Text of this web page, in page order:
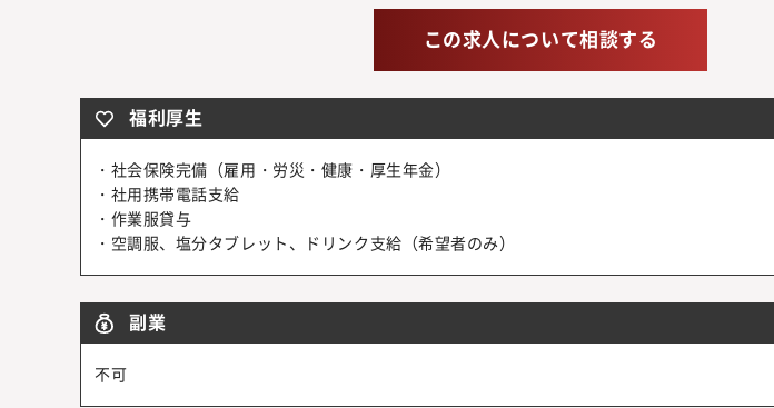
この求人について相談する
福利厚生
・社会保険完備（雇用・労災・健康・厚生年金）
・社用携帯電話支給
・作業服貸与
・空調服、塩分タブレット、ドリンク支給（希望者のみ）
副業
不可